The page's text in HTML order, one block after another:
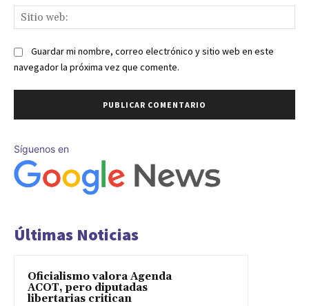
Guardar mi nombre, correo electrónico y sitio web en este
navegador la próxima vez que comente.
Síguenos en
Últimas Noticias
Oficialismo valora Agenda
ACOT, pero diputadas
libertarias critican